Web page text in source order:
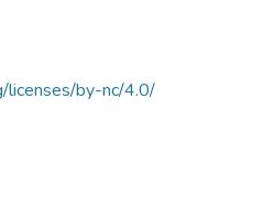
licenses/by-nc/4.0/